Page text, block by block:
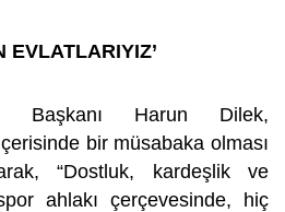
EVLATLARIYIZ’
Başkanı Harun Dilek,
bir müsabaka olması
“Dostluk, kardeşlik ve
ahlakı çerçevesinde, hiç